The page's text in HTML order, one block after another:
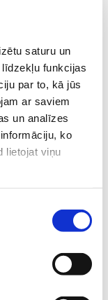
saturu un
funkcijas
par to, kā jūs
ar saviem
un analīzes
ko
lietojat viņu
nevar
saturs, tāpēc
vēlēsies ātrāk
jo mēs
pieteicās.
cik viegli vai
Ja vakarā
bijis par
mēs neko
Māmiņu Klubs